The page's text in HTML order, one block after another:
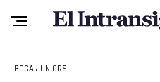
BOCA JUNIORS